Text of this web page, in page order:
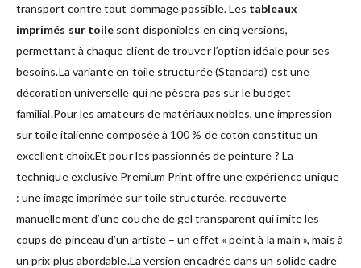
transport contre tout dommage possible. Les tableaux
imprimés sur toile sont disponibles en cinq versions,
permettant à chaque client de trouver l’option idéale pour ses
besoins.La variante en toile structurée (Standard) est une
décoration universelle qui ne pèsera pas sur le budget
familial.Pour les amateurs de matériaux nobles, une impression
sur toile italienne composée à 100 % de coton constitue un
excellent choix.Et pour les passionnés de peinture ? La
technique exclusive Premium Print offre une expérience unique
: une image imprimée sur toile structurée, recouverte
manuellement d’une couche de gel transparent qui imite les
coups de pinceau d’un artiste – un effet « peint à la main », mais à
un prix plus abordable.La version encadrée dans un solide cadre